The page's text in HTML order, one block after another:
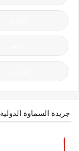
جريدة السماوة الدولية